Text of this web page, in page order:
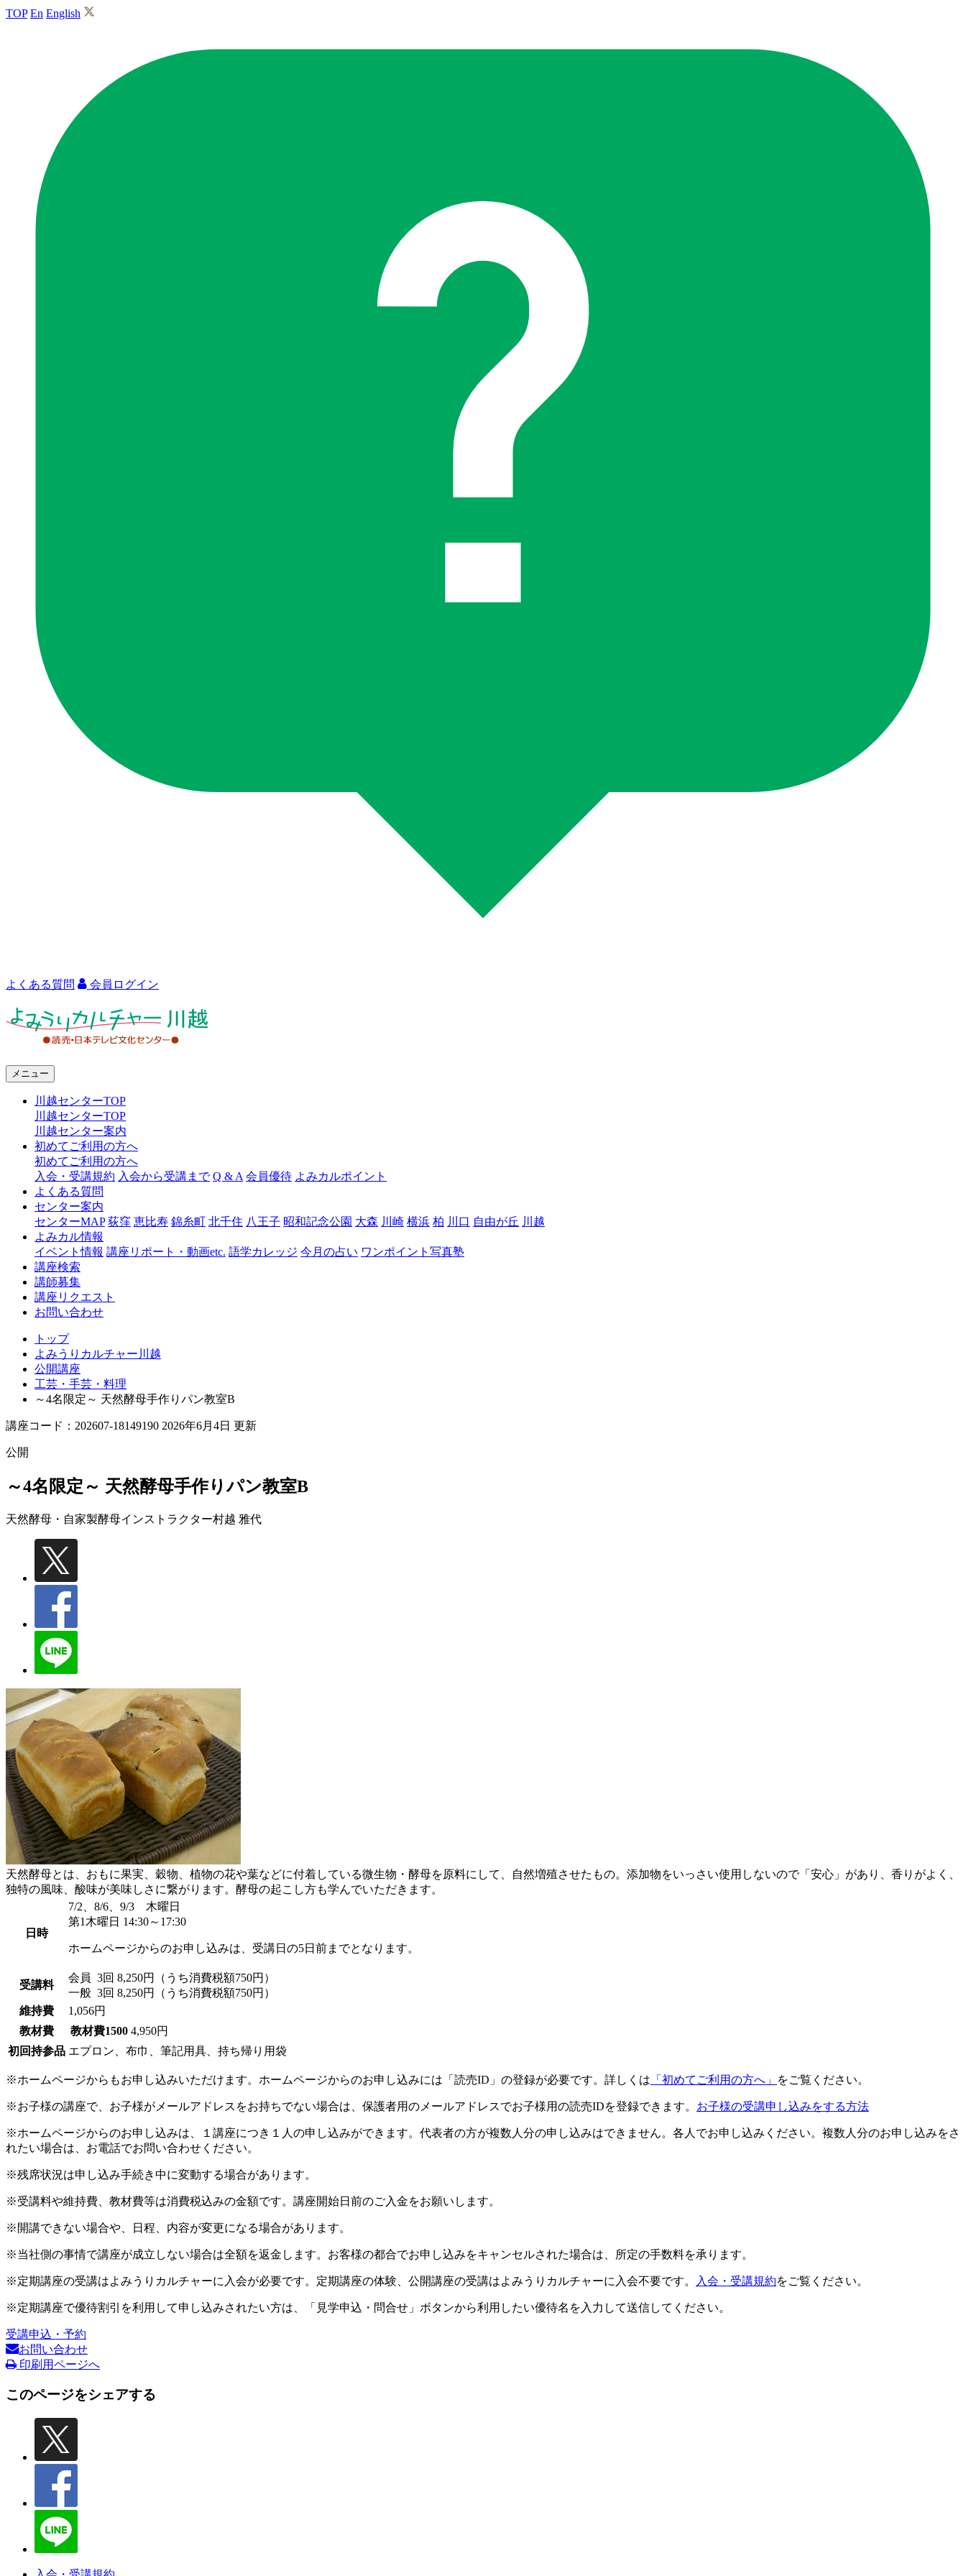
TOP En English
よくある質問 会員ログイン
ャ
川
越
メニュー
川越センターTOP
川越センターTOP
川越センター案内
初めてご利用の方へ
初めてご利用の方へ
入会・受講規約 入会から受講まで Q & A 会員優待 よみカルポイント
よくある質問
センター案内
センターMAP 荻窪 恵比寿 錦糸町 北千住 八王子 昭和記念公園 大森 川崎 横浜 柏 川口 自由が丘 川越
よみカル情報
イベント情報 講座リポート・動画etc. 語学カレッジ 今月の占い ワンポイント写真塾
講座検索
講師募集
講座リクエスト
お問い合わせ
トップ
よみうりカルチャー川越
公開講座
工芸・手芸・料理
～4名限定～ 天然酵母手作りパン教室B
講座コード：202607-18149190 2026年6月4日 更新
公開
～4名限定～ 天然酵母手作りパン教室B
天然酵母・自家製酵母インストラクター村越 雅代
天然酵母とは、おもに果実、穀物、植物の花や葉などに付着している微生物・酵母を原料にして、自然増殖させたもの。添加物をいっさい使用しないので「安心」があり、香りがよく、
独特の風味、酸味が美味しさに繋がります。酵母の起こし方も学んでいただきます。
日時
7/2、8/6、9/3 木曜日
第1木曜日 14:30～17:30
ホームページからのお申し込みは、受講日の5日前までとなります。
受講料
会員 3回 8,250円（うち消費税額750円）
一般 3回 8,250円（うち消費税額750円）
維持費
1,056円
教材費
教材費1500 4,950円
初回持参品 エプロン、布巾、筆記用具、持ち帰り用袋
※ホームページからもお申し込みいただけます。ホームページからのお申し込みには「読売ID」の登録が必要です。詳しくは 「初めてご利用の方へ」 をご覧ください。
※お子様の講座で、お子様がメールアドレスをお持ちでない場合は、保護者用のメールアドレスでお子様用の読売IDを登録できます。 お子様の受講申し込みをする方法
※ホームページからのお申し込みは、１講座につき１人の申し込みができます。代表者の方が複数人分の申し込みはできません。各人でお申し込みください。複数人分のお申し込みをさ
れたい場合は、お電話でお問い合わせください。
※残席状況は申し込み手続き中に変動する場合があります。
※受講料や維持費、教材費等は消費税込みの金額です。講座開始日前のご入金をお願いします。
※開講できない場合や、日程、内容が変更になる場合があります。
※当社側の事情で講座が成立しない場合は全額を返金します。お客様の都合でお申し込みをキャンセルされた場合は、所定の手数料を承ります。
※定期講座の受講はよみうりカルチャーに入会が必要です。定期講座の体験、公開講座の受講はよみうりカルチャーに入会不要です。 入会・受講規約をご覧ください。
※定期講座で優待割引を利用して申し込みされたい方は、「見学申込・問合せ」ボタンから利用したい優待名を入力して送信してください。
受講申込・予約
お問い合わせ
印刷用ページへ
このページをシェアする